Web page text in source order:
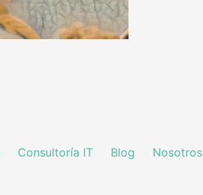
Consultoría IT Blog Nosotros